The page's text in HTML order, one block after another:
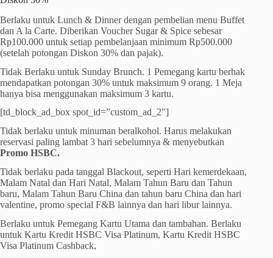
Berlaku untuk Lunch & Dinner dengan pembelian menu Buffet
dan A la Carte. Diberikan Voucher Sugar & Spice sebesar
Rp100.000 untuk setiap pembelanjaan minimum Rp500.000
(setelah potongan Diskon 30% dan pajak).
Tidak Berlaku untuk Sunday Brunch. 1 Pemegang kartu berhak
mendapatkan potongan 30% untuk maksimum 9 orang. 1 Meja
hanya bisa menggunakan maksimum 3 kartu.
[td_block_ad_box spot_id=”custom_ad_2″]
Tidak berlaku untuk minuman beralkohol. Harus melakukan
reservasi paling lambat 3 hari sebelumnya & menyebutkan
Promo HSBC.
Tidak berlaku pada tanggal Blackout, seperti Hari kemerdekaan,
Malam Natal dan Hari Natal, Malam Tahun Baru dan Tahun
baru, Malam Tahun Baru China dan tahun baru China dan hari
valentine, promo special F&B lainnya dan hari libur lainnya.
Berlaku untuk Pemegang Kartu Utama dan tambahan. Berlaku
untuk Kartu Kredit HSBC Visa Platinum, Kartu Kredit HSBC
Visa Platinum Cashback,